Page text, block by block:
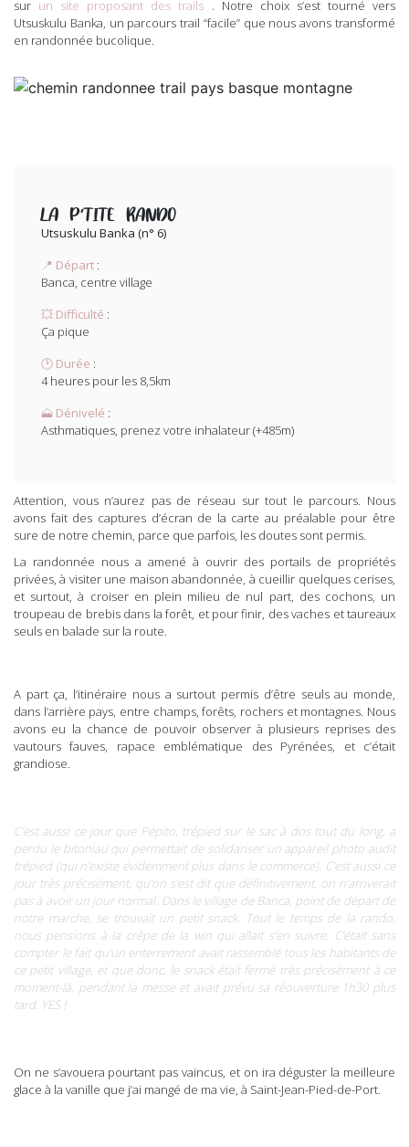
sur un site proposant des trails . Notre choix s’est tourné vers
Utsuskulu Banka, un parcours trail “facile” que nous avons transformé
en randonnée bucolique.
LA P’TITE RANDO
Utsuskulu Banka (n° 6)
📍 Départ :
Banca, centre village
💥 Difficulté :
Ça pique
🕑 Durée :
4 heures pour les 8,5km
🗻 Dénivelé :
Asthmatiques, prenez votre inhalateur (+485m)
Attention, vous n’aurez pas de réseau sur tout le parcours. Nous
avons fait des captures d’écran de la carte au préalable pour être
sure de notre chemin, parce que parfois, les doutes sont permis.
La randonnée nous a amené à ouvrir des portails de propriétés
privées, à visiter une maison abandonnée, à cueillir quelques cerises,
et surtout, à croiser en plein milieu de nul part, des cochons, un
troupeau de brebis dans la forêt, et pour finir, des vaches et taureaux
seuls en balade sur la route.
A part ça, l’itinéraire nous a surtout permis d’être seuls au monde,
dans l’arrière pays, entre champs, forêts, rochers et montagnes. Nous
avons eu la chance de pouvoir observer à plusieurs reprises des
vautours fauves, rapace emblématique des Pyrénées, et c’était
grandiose.
C’est aussi ce jour que Pépito, trépied sur le sac à dos tout du long, a
perdu le bitoniau qui permettait de solidariser un appareil photo audit
trépied (qui n’existe évidemment plus dans le commerce). C’est aussi ce
jour très précisément, qu’on s’est dit que définitivement, on n’arriverait
pas à avoir un jour normal. Dans le village de Banca, point de départ de
notre marche, se trouvait un petit snack. Tout le temps de la rando,
nous pensions à la crêpe de la win qui allait s’en suivre. C’était sans
compter le fait qu’un enterrement avait rassemblé tous les habitants de
ce petit village, et que donc, le snack était fermé très précisément à ce
moment-là, pendant la messe et avait prévu sa réouverture 1h30 plus
tard. YES !
On ne s’avouera pourtant pas vaincus, et on ira déguster la meilleure
glace à la vanille que j’ai mangé de ma vie, à Saint-Jean-Pied-de-Port.